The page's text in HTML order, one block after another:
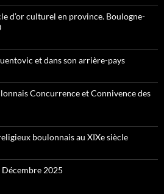
d’or culturel en province. Boulogne-
et dans son arrière-pays
Concurrence et Connivence des
boulonnais au XIXe siècle
2025